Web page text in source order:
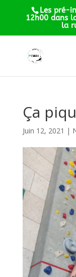
Les pré-
12h00 dans
la
Ça
Juin 12, 2021 |